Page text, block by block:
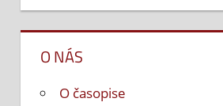
O NÁS
O časopise